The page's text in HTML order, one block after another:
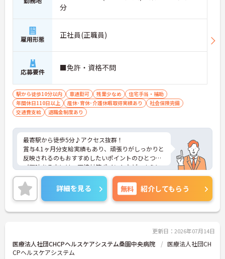
分
雇用形態 正社員(正職員)
応募要件 ■免許・資格不問
駅から徒歩10分以内 車通勤可 残業少なめ
住宅手当・補助
年間休日110日以上
産休･育休･介護休暇取得実績あり
社会保険完備
交通費支給
退職金制度あり
最寄駅から徒歩5分♪アクセス抜群！
賞与4.1ヶ月分支給実績もあり、頑張りがしっかりと
反映されるのもおすすめしたいポイントのひとつ☆
ご興味ある方には、面接対策ポイントなど、さらに
詳細をお話しいたしますのでお気軽にご相談くださ
い。
詳細を見る 無料 紹介してもらう
更新日：2026年07月14日
医療法人社団CHCPヘルスケアシステム桑園中央病院
医療法人社団CH
CPヘルスケアシステム